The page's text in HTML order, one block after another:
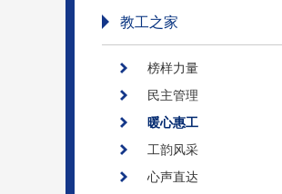
教工之家
榜样力量
民主管理
暖心惠工
工韵风采
心声直达